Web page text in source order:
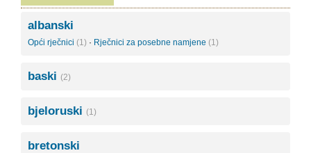
albanski
Opći rječnici (1) · Rječnici za posebne namjene (1)
baski (2)
bjeloruski (1)
bretonski